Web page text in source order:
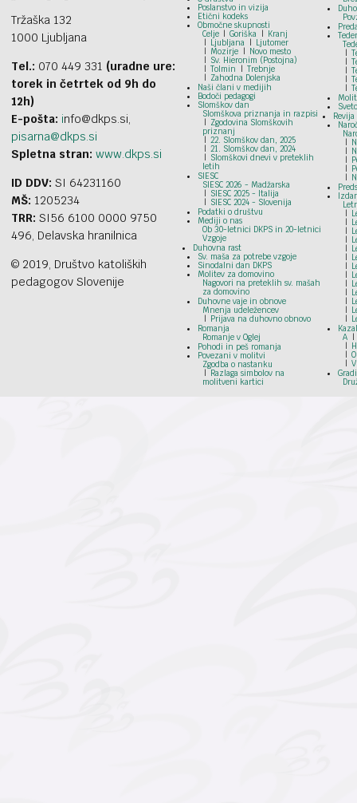
Tržaška 132
1000 Ljubljana
Tel.: 070 449 331 (uradne ure:
torek in četrtek od 9h do
12h)
E-pošta: info@dkps.si,
pisarna@dkps.si
Spletna stran: www.dkps.si
ID DDV: SI 64231160
MŠ: 1205234
TRR: SI56 6100 0000 9750
496, Delavska hranilnica
© 2019, Društvo katoliških
pedagogov Slovenije
Poslanstvo in vizija
Etični kodeks
Območne skupnosti
Celje
Goriška
Kranj
Ljubljana
Ljutomer
Mozirje
Novo mesto
Sv. Hieronim (Postojna)
Tolmin
Trebnje
Zahodna Dolenjska
Naši člani v medijih
Bodoči pedagogi
Slomškov dan
Slomškova priznanja in razpisi
Zgodovina Slomškovih
priznanj
22. Slomškov dan, 2025
21. Slomškov dan, 2024
Slomškovi dnevi v preteklih
letih
SIESC
SIESC 2026 - Madžarska
SIESC 2025 - Italija
SIESC 2024 - Slovenija
Podatki o društvu
Mediji o nas
Ob 30-letnici DKPS in 20-letnici
Vzgoje
Duhovna rast
Sv. maša za potrebe vzgoje
Sinodalni dan DKPS
Molitev za domovino
Nagovori na preteklih sv. mašah
za domovino
Duhovne vaje in obnove
Mnenja udeležencev
Prijava na duhovno obnovo
Romanja
Romanje v Oglej
Pohodi in peš romanja
Povezani v molitvi
Zgodba o nastanku
Razlaga simbolov na
molitveni kartici
A
H
O
V